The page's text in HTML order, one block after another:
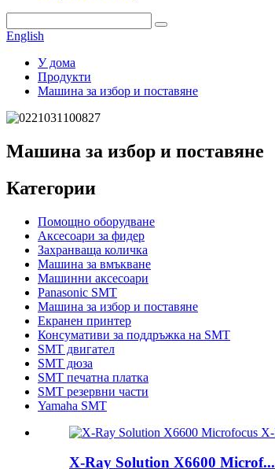
English
У дома
Продукти
Машина за избор и поставяне
Машина за избор и поставяне
Категории
Помощно оборудване
Аксесоари за фидер
Захранваща количка
Машина за вмъкване
Машинни аксесоари
Panasonic SMT
Машина за избор и поставяне
Екранен принтер
Консумативи за поддръжка на SMT
SMT двигател
SMT дюза
SMT печатна платка
SMT резервни части
Yamaha SMT
X-Ray Solution X6600 Microf...